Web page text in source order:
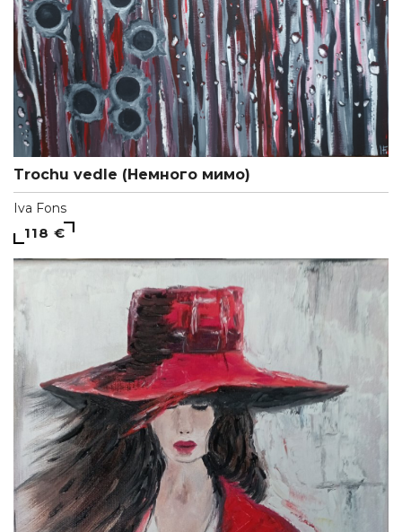
Trochu vedle (Немного мимо)
Iva Fons
118 €